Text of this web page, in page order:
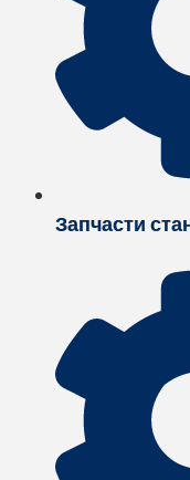
Запчасти